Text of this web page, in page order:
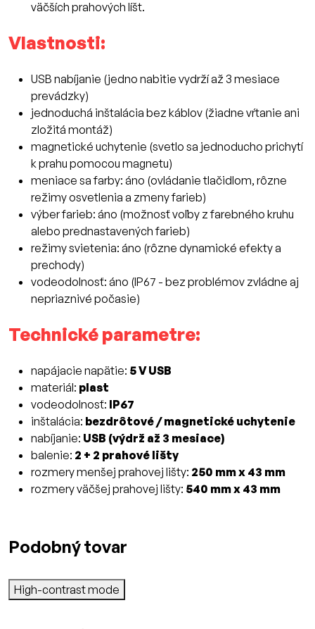
väčších prahových líšt.
Vlastnosti:
USB nabíjanie (jedno nabitie vydrží až 3 mesiace
prevádzky)
jednoduchá inštalácia bez káblov (žiadne vŕtanie ani
zložitá montáž)
magnetické uchytenie (svetlo sa jednoducho prichytí
k prahu pomocou magnetu)
meniace sa farby: áno (ovládanie tlačidlom, rôzne
režimy osvetlenia a zmeny farieb)
výber farieb: áno (možnosť voľby z farebného kruhu
alebo prednastavených farieb)
režimy svietenia: áno (rôzne dynamické efekty a
prechody)
vodeodolnosť: áno (IP67 - bez problémov zvládne aj
nepriaznivé počasie)
Technické parametre:
napájacie napätie: 5 V USB
materiál: plast
vodeodolnosť: IP67
inštalácia: bezdrôtové / magnetické uchytenie
nabíjanie: USB (výdrž až 3 mesiace)
balenie: 2 + 2 prahové lišty
rozmery menšej prahovej lišty: 250 mm x 43 mm
rozmery väčšej prahovej lišty: 540 mm x 43 mm
Podobný tovar
High-contrast mode